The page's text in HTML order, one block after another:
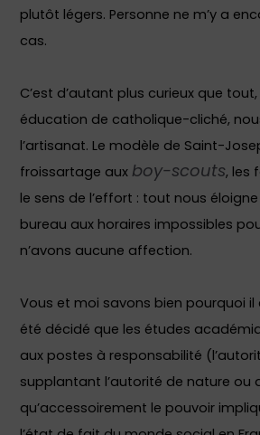
plutôt légers. Personne ne m’y a
cas.
C’est d’autant plus curieux que
éducation de catholique-cliché,
l’artisanat. Le modèle de Saint-
froissartage aux boy-scouts, les
le sens de l’effort : tout nous
bureau aux horaires impossibles
n’avons aucune affection.
Vous et moi savons bien pourquoi il
été décidé que les études
aux postes à responsabilité
supplantant l’autorité de nature ou
qu’accessoirement le pouvoir